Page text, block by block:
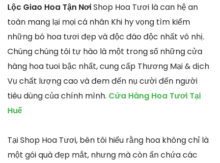
Lộc Giao Hoa Tận NơiShop Hoa Tươi là can hệ an
toàn mang lại mọi cá nhân Khi hy vọng tìm kiếm
những bó hoa tươi đẹp và độc đáo độc nhất vô nhị.
Chúng chúng tôi tự hào là một trong số những cửa
hàng hoa tuoi bậc nhất, cung cấp Thương Mại & dịch
Vụ chất lượng cao và đem đến nụ cười đến người
tiêu dùng của chính mình. Cửa Hàng Hoa Tươi Tại
Huế
Tại Shop Hoa Tươi, bên tôi hiểu rằng hoa không chỉ là
một gói quà đẹp mắt, nhưng mà còn ẩn chứa các